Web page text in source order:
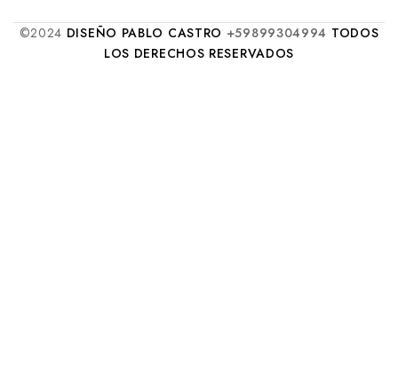
©2024 DISEÑO PABLO CASTRO +59899304994 TODOS
LOS DERECHOS RESERVADOS